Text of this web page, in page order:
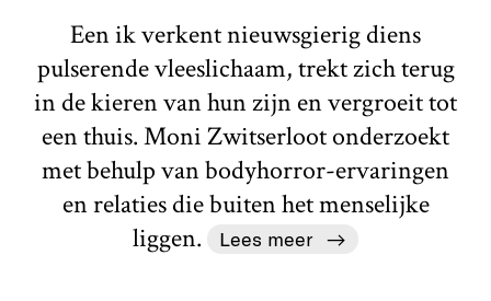
Een ik verkent nieuwsgierig diens
pulserende vleeslichaam, trekt zich terug
in de kieren van hun zijn en vergroeit tot
een thuis. Moni Zwitserloot onderzoekt
met behulp van bodyhorror-ervaringen
en relaties die buiten het menselijke
liggen.
Lees meer